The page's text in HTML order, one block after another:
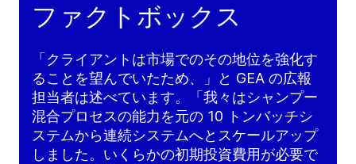
ファクトボックス
「クライアントは市場でのその地位を強化す
ることを望んでいたため、」と GEA の広報
担当者は述べています。「我々はシャンプー
混合プロセスの能力を元の 10 トンバッチシ
ステムから連続システムへとスケールアップ
しました。いくらかの初期投資費用が必要で